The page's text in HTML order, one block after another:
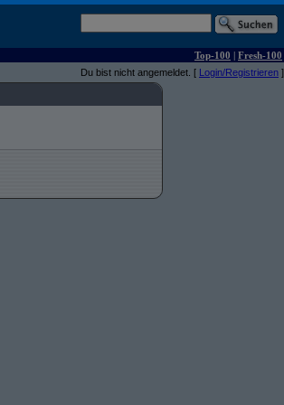
Top-100 | Fresh-100
Du bist nicht angemeldet. [ Login/Registrieren ]